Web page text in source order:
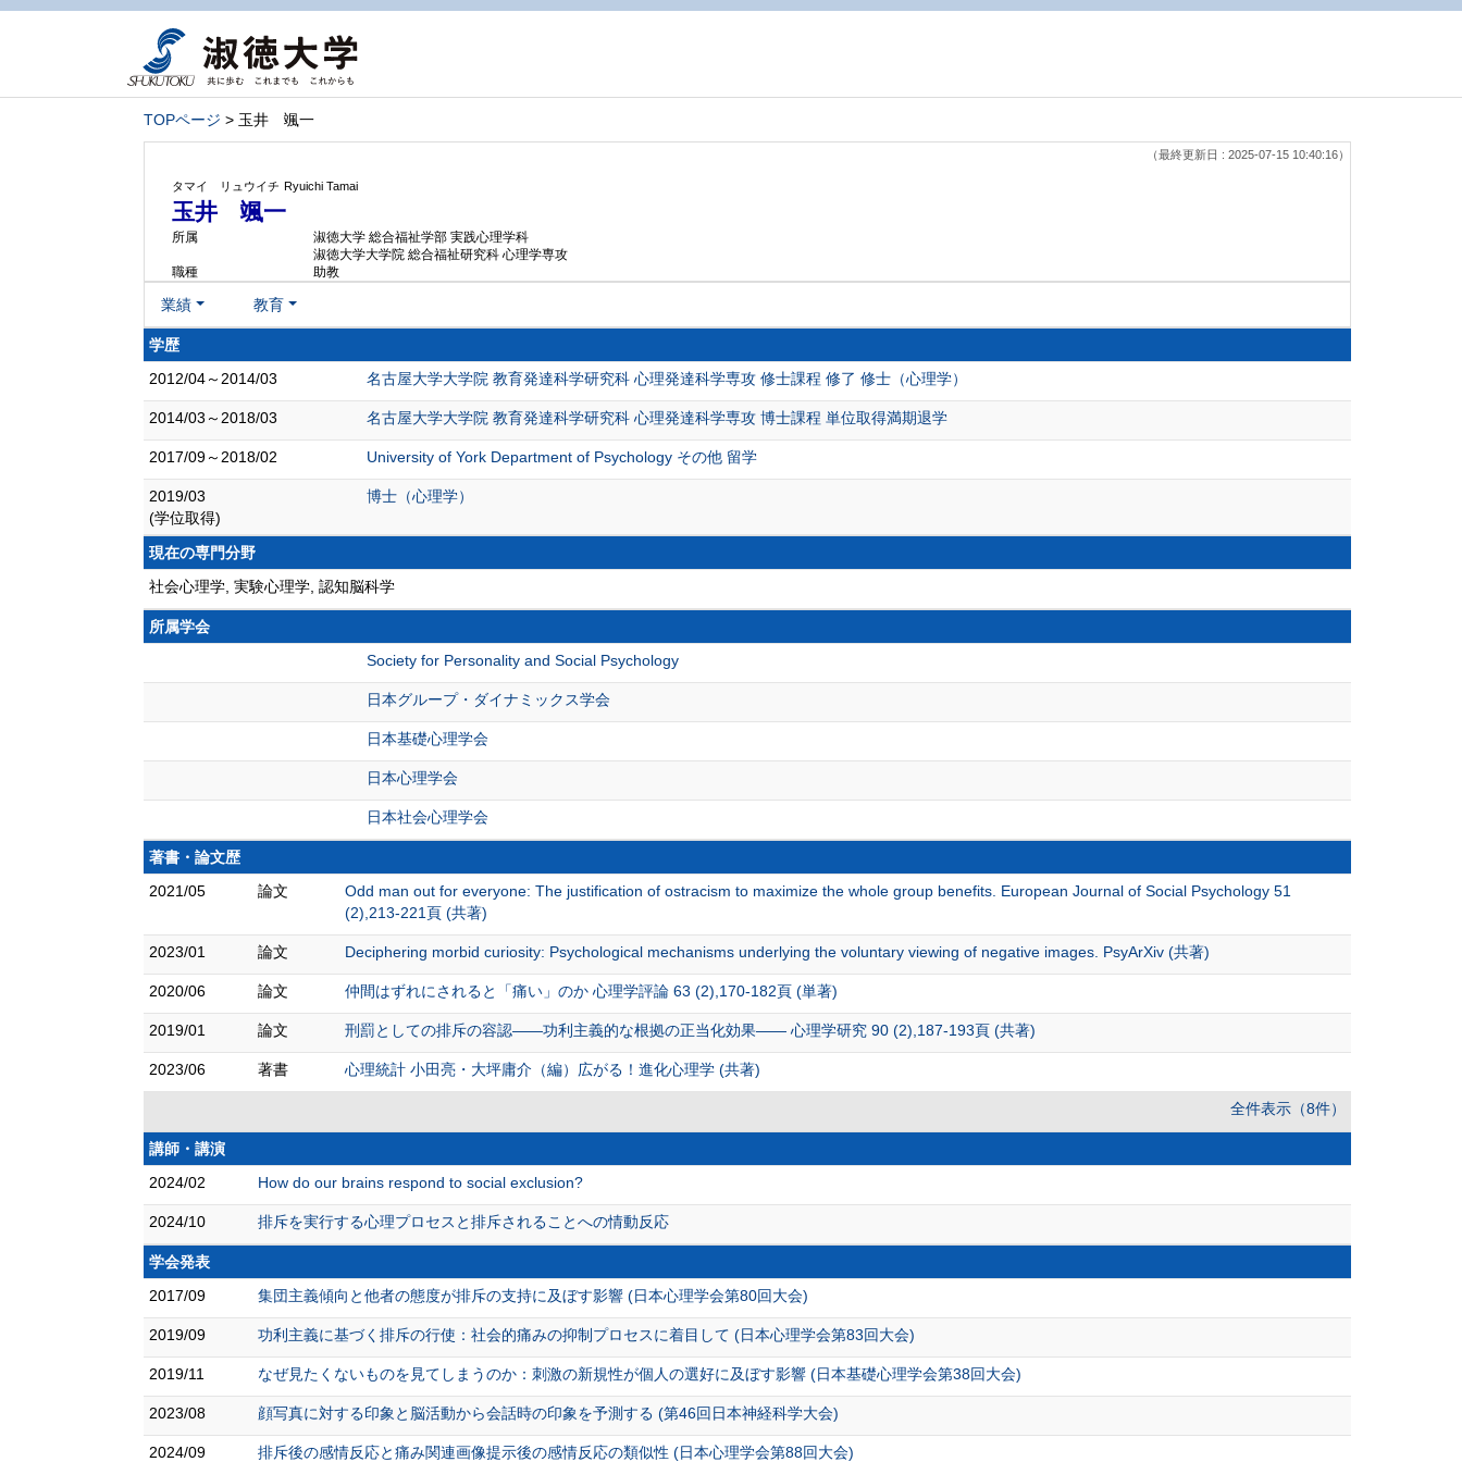
TOPページ > 玉井 颯一
（最終更新日 : 2025-07-15 10:40:16）
タマイ リュウイチ Ryuichi Tamai
玉井 颯一
所属
淑徳大学 総合福祉学部 実践心理学科
淑徳大学大学院 総合福祉研究科 心理学専攻
職種
助教
業績 教育
学歴
2012/04～2014/03
名古屋大学大学院 教育発達科学研究科 心理発達科学専攻 修士課程 修了 修士（心理学）
2014/03～2018/03 名古屋大学大学院 教育発達科学研究科 心理発達科学専攻 博士課程 単位取得満期退学
2017/09～2018/02 University of York Department of Psychology その他 留学
2019/03
(学位取得)
博士（心理学）
現在の専門分野
社会心理学, 実験心理学, 認知脳科学
所属学会
Society for Personality and Social Psychology
日本グループ・ダイナミックス学会
日本基礎心理学会
日本心理学会
日本社会心理学会
著書・論文歴
2021/05
論文
Odd man out for everyone: The justification of ostracism to maximize the whole group benefits. European Journal of Social Psychology 51
(2),213-221頁 (共著)
2023/01 論文 Deciphering morbid curiosity: Psychological mechanisms underlying the voluntary viewing of negative images. PsyArXiv (共著)
2020/06 論文 仲間はずれにされると「痛い」のか 心理学評論 63 (2),170-182頁 (単著)
2019/01 論文 刑罰としての排斥の容認――功利主義的な根拠の正当化効果―― 心理学研究 90 (2),187-193頁 (共著)
2023/06 著書 心理統計 小田亮・大坪庸介（編）広がる！進化心理学 (共著)
全件表示（8件）
講師・講演
2024/02
How do our brains respond to social exclusion?
2024/10 排斥を実行する心理プロセスと排斥されることへの情動反応
学会発表
2017/09
集団主義傾向と他者の態度が排斥の支持に及ぼす影響 (日本心理学会第80回大会)
2019/09 功利主義に基づく排斥の行使：社会的痛みの抑制プロセスに着目して (日本心理学会第83回大会)
2019/11 なぜ見たくないものを見てしまうのか：刺激の新規性が個人の選好に及ぼす影響 (日本基礎心理学会第38回大会)
2023/08 顔写真に対する印象と脳活動から会話時の印象を予測する (第46回日本神経科学大会)
2024/09 排斥後の感情反応と痛み関連画像提示後の感情反応の類似性 (日本心理学会第88回大会)